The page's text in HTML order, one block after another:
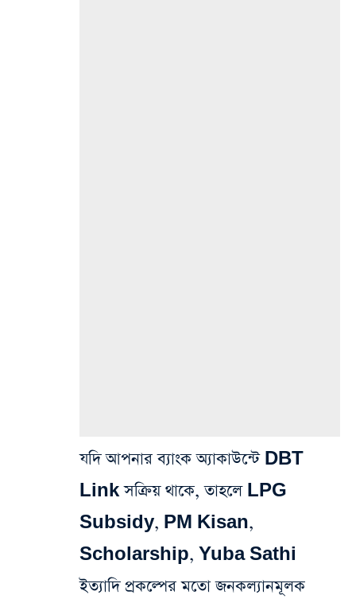
যদি আপনার ব্যাংক অ্যাকাউন্টে DBT
Link সক্রিয় থাকে, তাহলে LPG
Subsidy, PM Kisan,
Scholarship, Yuba Sathi
ইত্যাদি প্রকল্পের মতো জনকল্যানমূলক